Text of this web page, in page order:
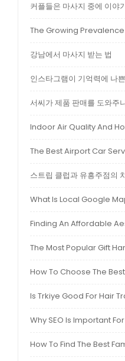
커플들은 마사지 중에 이야
The Growing
강남에서 마사지 받는 법
인스타그램이 기억력에 나
서씨가 제품 판매를 도와주
Indoor Air Quality And
The Best Airport Car
스트립 클럽과 유흥주점의
What Is Local Google
Finding An Affordable
The Most Popular Gift
How To Choose The
Is Trkiye Good For Hair
Why SEO Is Important
How To Find The Best